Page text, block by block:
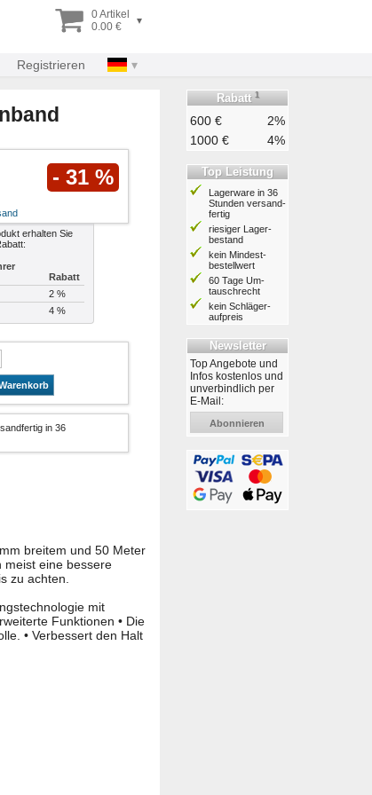
0 Artikel
0.00 €
▾
Registrieren
- 31 %
erhalten Sie
Rabatt
2 %
4 %
in 36
breitem und 50 Meter
meist eine bessere
zu achten.
mit
Funktionen • Die
• Verbessert den Halt
Rabatt 1
600 €
2%
1000 €
4%
Top Leistung
Lagerware in 36
Stunden ver­sand­
fertig
riesiger Lager­
bestand
kein Mindest­
bestell­wert
60 Tage Um­
tausch­recht
kein Schläger­
aufpreis
Newsletter
Top Angebote und
Infos kostenlos und
unverbindlich per
E-Mail:
Abonnieren